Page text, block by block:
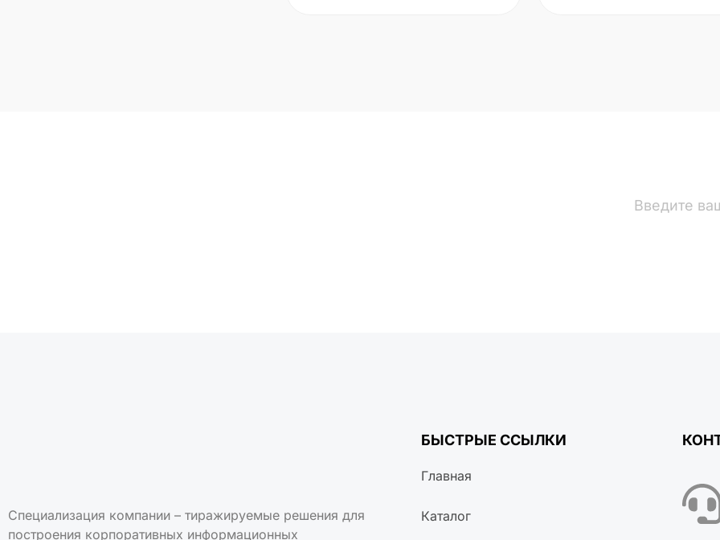
Специализация компании – тиражируемые решения для
построения корпоративных информационных
БЫСТРЫЕ ССЫЛКИ
Главная
Каталог